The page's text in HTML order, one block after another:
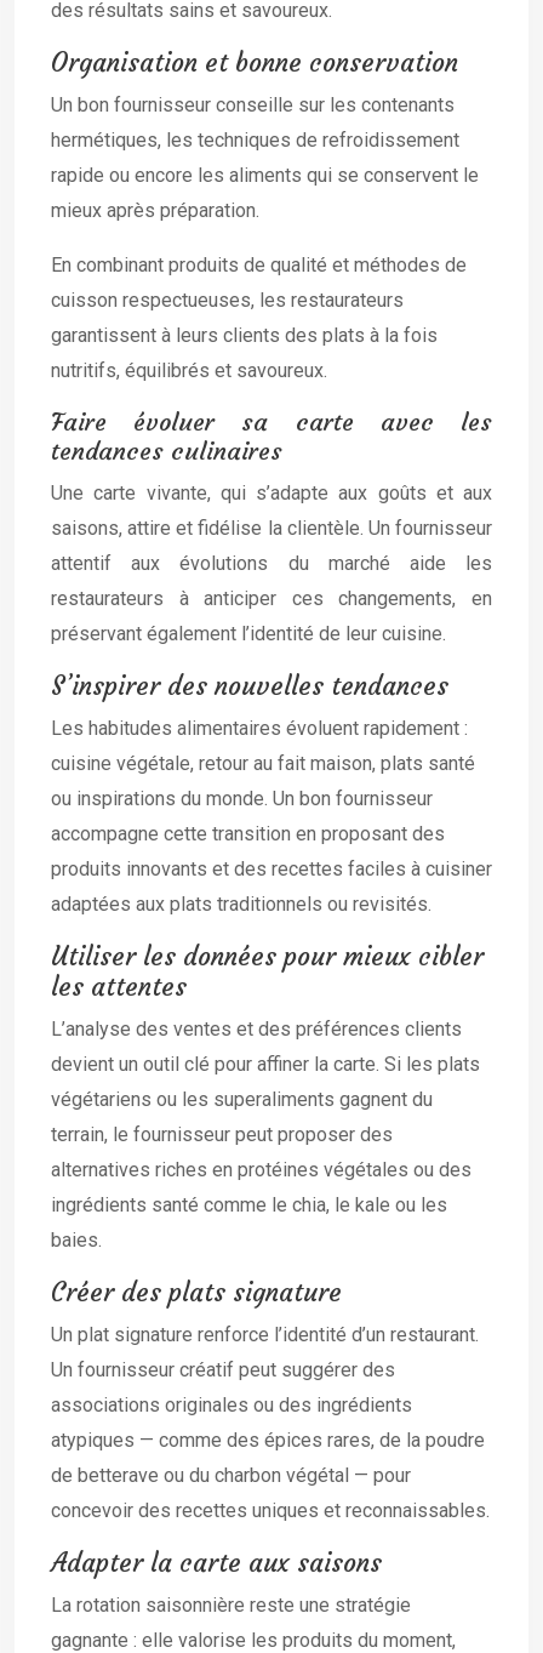
des résultats sains et savoureux.
Organisation et bonne conservation
Un bon fournisseur conseille sur les contenants
hermétiques, les techniques de refroidissement
rapide ou encore les aliments qui se conservent le
mieux après préparation.
En combinant produits de qualité et méthodes de
cuisson respectueuses, les restaurateurs
garantissent à leurs clients des plats à la fois
nutritifs, équilibrés et savoureux.
Faire évoluer sa carte avec les
tendances culinaires
Une carte vivante, qui s’adapte aux goûts et aux
saisons, attire et fidélise la clientèle. Un fournisseur
attentif aux évolutions du marché aide les
restaurateurs à anticiper ces changements, en
préservant également l’identité de leur cuisine.
S’inspirer des nouvelles tendances
Les habitudes alimentaires évoluent rapidement :
cuisine végétale, retour au fait maison, plats santé
ou inspirations du monde. Un bon fournisseur
accompagne cette transition en proposant des
produits innovants et des recettes faciles à cuisiner
adaptées aux plats traditionnels ou revisités.
Utiliser les données pour mieux cibler
les attentes
L’analyse des ventes et des préférences clients
devient un outil clé pour affiner la carte. Si les plats
végétariens ou les superaliments gagnent du
terrain, le fournisseur peut proposer des
alternatives riches en protéines végétales ou des
ingrédients santé comme le chia, le kale ou les
baies.
Créer des plats signature
Un plat signature renforce l’identité d’un restaurant.
Un fournisseur créatif peut suggérer des
associations originales ou des ingrédients
atypiques — comme des épices rares, de la poudre
de betterave ou du charbon végétal — pour
concevoir des recettes uniques et reconnaissables.
Adapter la carte aux saisons
La rotation saisonnière reste une stratégie
gagnante : elle valorise les produits du moment,